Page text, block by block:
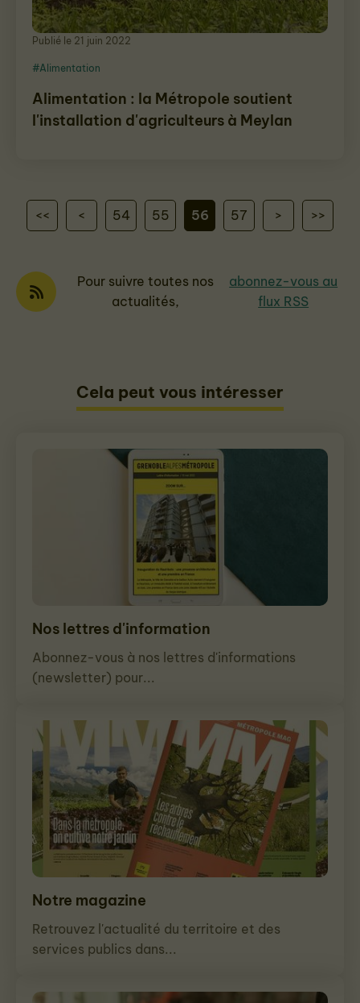
Alimentation : la Métropole soutient
l'installation d'agriculteurs à Meylan
Publié le 21 juin 2022
#Alimentation
<< < 54 55 56 57 > >>
Pour suivre toutes nos
actualités,
abonnez-vous au
flux RSS
Cela peut vous intéresser
Nos lettres d'information
Abonnez-vous à nos lettres d'informations
(newsletter) pour...
Notre magazine
Retrouvez l'actualité du territoire et des
services publics dans...